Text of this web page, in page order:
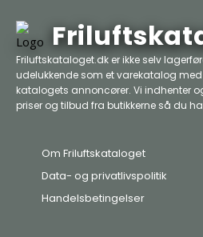
Friluftskataloget.dk er ikke selv
udelukkende som et varekatalog
katalogets annoncører. Vi indhenter
priser og tilbud fra butikkerne så du
Om Friluftskataloget
Data- og privatlivspolitik
Handelsbetingelser